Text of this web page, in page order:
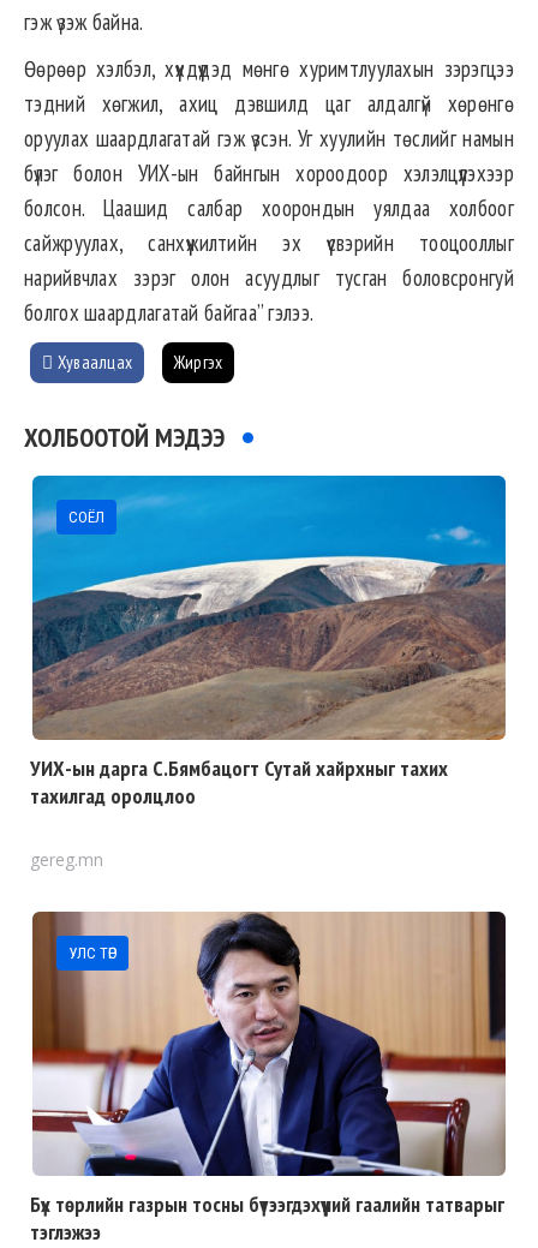
гэж үзэж байна.
Өөрөөр хэлбэл, хүүхдүүдэд мөнгө хуримтлуулахын зэрэгцээ
тэдний хөгжил, ахиц дэвшилд цаг алдалгүй хөрөнгө
оруулах шаардлагатай гэж үзсэн. Уг хуулийн төслийг намын
бүлэг болон УИХ-ын байнгын хороодоор хэлэлцүүлэхээр
болсон. Цаашид салбар хоорондын уялдаа холбоог
сайжруулах, санхүүжилтийн эх үүсвэрийн тооцооллыг
нарийвчлах зэрэг олон асуудлыг тусган боловсронгуй
болгох шаардлагатай байгаа” гэлээ.
Хуваалцах Жиргэх
ХОЛБООТОЙ МЭДЭЭ
СОЁЛ
УИХ-ын дарга С.Бямбацогт Сутай хайрхныг тахих
тахилгад оролцлоо
gereg.mn
УЛС ТӨР
Бүх төрлийн газрын тосны бүтээгдэхүүний гаалийн татварыг
тэглэжээ